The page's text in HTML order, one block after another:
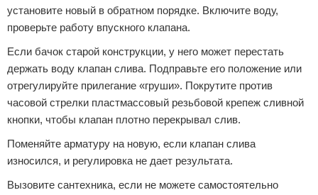
установите новый в обратном порядке. Включите воду,
проверьте работу впускного клапана.
Если бачок старой конструкции, у него может перестать
держать воду клапан слива. Подправьте его положение или
отрегулируйте прилегание «груши». Покрутите против
часовой стрелки пластмассовый резьбовой крепеж сливной
кнопки, чтобы клапан плотно перекрывал слив.
Поменяйте арматуру на новую, если клапан слива
износился, и регулировка не дает результата.
Вызовите сантехника, если не можете самостоятельно